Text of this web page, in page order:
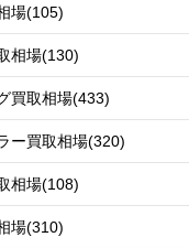
場(105)
相場(130)
買取相場(433)
ー買取相場(320)
相場(108)
場(310)